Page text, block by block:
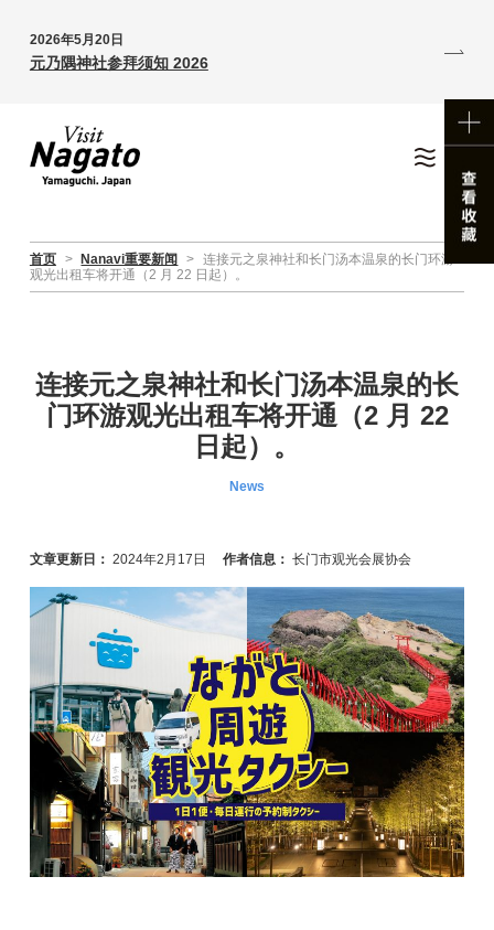
2026年5月20日
元乃隅神社参拜须知 2026
首页 > Nanavi重要新闻 > 连接元之泉神社和长门汤本温泉的长门环游
观光出租车将开通（2 月 22 日起）。
连接元之泉神社和长门汤本温泉的长
门环游观光出租车将开通（2 月 22
日起）。
News
文章更新日： 2024年2月17日 作者信息： 长门市观光会展协会